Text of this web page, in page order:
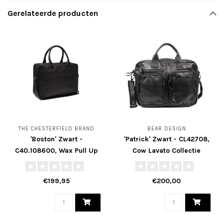
Gerelateerde producten
THE CHESTERFIELD BRAND
'Boston' Zwart -
C40.108600, Wax Pull Up
€199,95
BEAR DESIGN
'Patrick' Zwart - CL42708,
Cow Lavato Collectie
€200,00